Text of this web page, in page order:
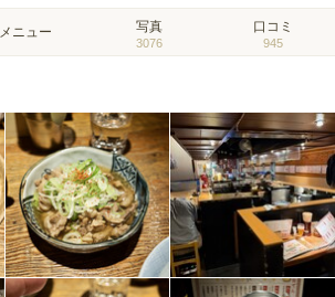
メニュー 写真
3076
口コミ
945